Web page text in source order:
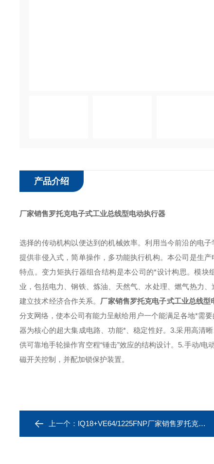
产品介绍
厂家销售罗托克电子式工业总线型电动执行器
选择的传动机构以便达到的机械效率。利用当今前沿的电
提供非侵入式，简单操作，多功能执行机构。本公司是生
特点。变力矩执行器组合结构是本公司的*设计构思。模
业，包括电力、钢铁、炼油、天然气、水处理、燃气热力
建立技术经济合作关系。 厂家销售罗托克电子式工业总线型
分支网络，使本公司有能力呈献给用户一个能满足各地*需
器为核心的超大集成电路、功能*、稳定性好。3.采用高清
供可靠地手轮操作宵空程“锤击”效应的结构设计。5.手动/
磁开关控制，并配加锁保护装置。
上一个： IQ18+VE64/1225FNP厂家销售罗托克直行程铝合金电动执行器